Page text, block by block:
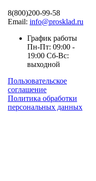
8(800)200-99-58
Email: info@prosklad.ru
График работы
Пн-Пт: 09:00 -
19:00 Сб-Вс:
выходной
Пользовательское
соглашение
Политика обработки
персональных данных